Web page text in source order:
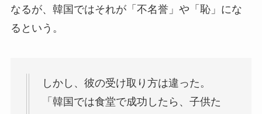
なるが、韓国ではそれが「不名誉」や「恥」にな
るという。
しかし、彼の受け取り方は違った。
「韓国では食堂で成功したら、子供た